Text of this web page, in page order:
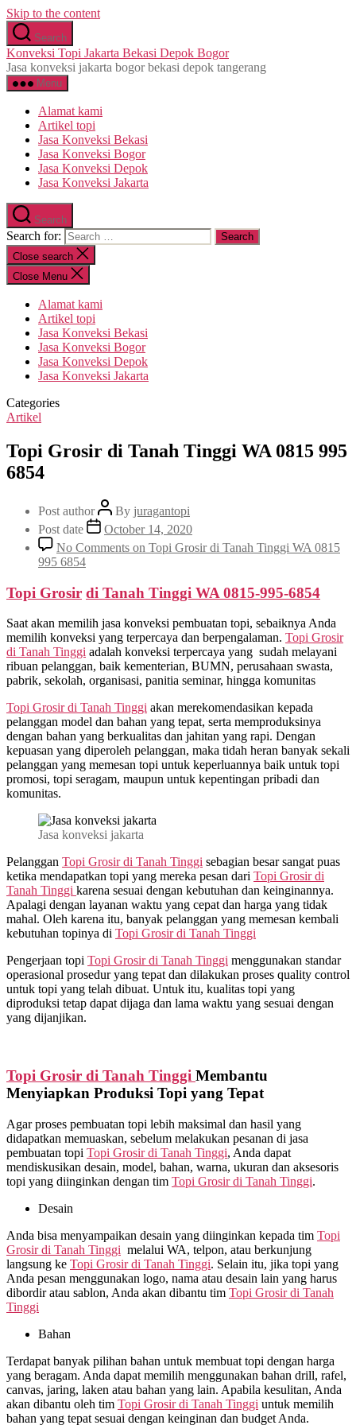
Skip to the content
Search
Konveksi Topi Jakarta Bekasi Depok Bogor
Jasa konveksi jakarta bogor bekasi depok tangerang
Menu
Alamat kami
Artikel topi
Jasa Konveksi Bekasi
Jasa Konveksi Bogor
Jasa Konveksi Depok
Jasa Konveksi Jakarta
Search
Search for:
Close search
Close Menu
Alamat kami
Artikel topi
Jasa Konveksi Bekasi
Jasa Konveksi Bogor
Jasa Konveksi Depok
Jasa Konveksi Jakarta
Categories
Artikel
Topi Grosir di Tanah Tinggi WA 0815 995
6854
Post author By juragantopi
Post date
October 14, 2020
No Comments on Topi Grosir di Tanah Tinggi WA 0815
995 6854
Topi Grosir di Tanah Tinggi WA 0815-995-6854
Saat akan memilih jasa konveksi pembuatan topi, sebaiknya Anda
memilih konveksi yang terpercaya dan berpengalaman. Topi Grosir
di Tanah Tinggi adalah konveksi terpercaya yang sudah melayani
ribuan pelanggan, baik kementerian, BUMN, perusahaan swasta,
pabrik, sekolah, organisasi, panitia seminar, hingga komunitas
Topi Grosir di Tanah Tinggi akan merekomendasikan kepada
pelanggan model dan bahan yang tepat, serta memproduksinya
dengan bahan yang berkualitas dan jahitan yang rapi. Dengan
kepuasan yang diperoleh pelanggan, maka tidah heran banyak sekali
pelanggan yang memesan topi untuk keperluannya baik untuk topi
promosi, topi seragam, maupun untuk kepentingan pribadi dan
komunitas.
Jasa konveksi jakarta
Pelanggan Topi Grosir di Tanah Tinggi sebagian besar sangat puas
ketika mendapatkan topi yang mereka pesan dari Topi Grosir di
Tanah Tinggi karena sesuai dengan kebutuhan dan keinginannya.
Apalagi dengan layanan waktu yang cepat dan harga yang tidak
mahal. Oleh karena itu, banyak pelanggan yang memesan kembali
kebutuhan topinya di Topi Grosir di Tanah Tinggi
Pengerjaan topi Topi Grosir di Tanah Tinggi menggunakan standar
operasional prosedur yang tepat dan dilakukan proses quality control
untuk topi yang telah dibuat. Untuk itu, kualitas topi yang
diproduksi tetap dapat dijaga dan lama waktu yang sesuai dengan
yang dijanjikan.
Topi Grosir di Tanah Tinggi Membantu
Menyiapkan Produksi Topi yang Tepat
Agar proses pembuatan topi lebih maksimal dan hasil yang
didapatkan memuaskan, sebelum melakukan pesanan di jasa
pembuatan topi Topi Grosir di Tanah Tinggi, Anda dapat
mendiskusikan desain, model, bahan, warna, ukuran dan aksesoris
topi yang diinginkan dengan tim Topi Grosir di Tanah Tinggi.
Desain
Anda bisa menyampaikan desain yang diinginkan kepada tim Topi
Grosir di Tanah Tinggi melalui WA, telpon, atau berkunjung
langsung ke Topi Grosir di Tanah Tinggi. Selain itu, jika topi yang
Anda pesan menggunakan logo, nama atau desain lain yang harus
dibordir atau sablon, Anda akan dibantu tim Topi Grosir di Tanah
Tinggi
Bahan
Terdapat banyak pilihan bahan untuk membuat topi dengan harga
yang beragam. Anda dapat memilih menggunakan bahan drill, rafel,
canvas, jaring, laken atau bahan yang lain. Apabila kesulitan, Anda
akan dibantu oleh tim Topi Grosir di Tanah Tinggi untuk memilih
bahan yang tepat sesuai dengan keinginan dan budget Anda.